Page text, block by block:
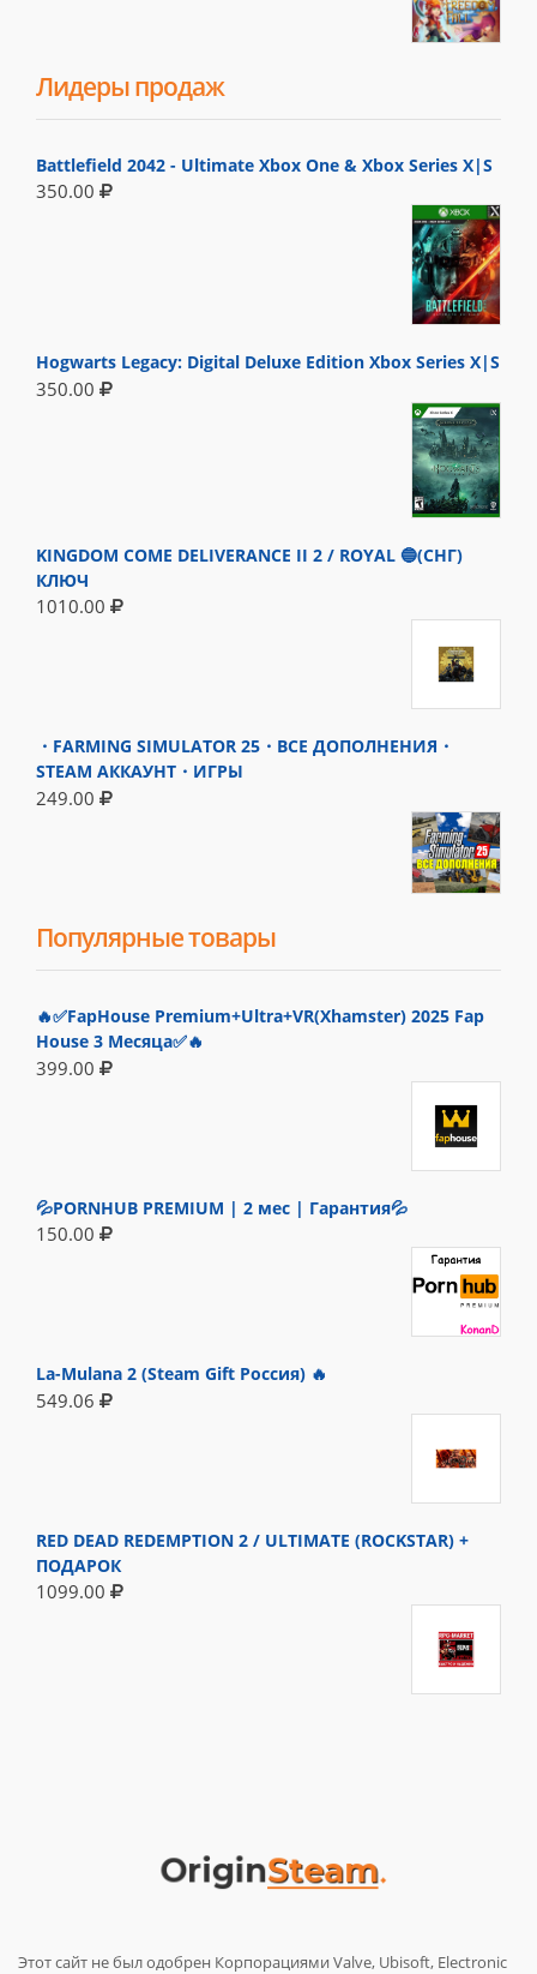
Лидеры продаж
Battlefield 2042 - Ultimate Xbox One & Xbox Series X|S
350.00
Hogwarts Legacy: Digital Deluxe Edition Xbox Series X|S
350.00
KINGDOM COME DELIVERANCE II 2 / ROYAL 🔵(СНГ)
КЛЮЧ
1010.00
・FARMING SIMULATOR 25・ВСЕ ДОПОЛНЕНИЯ・
STEAM АККАУНТ・ИГРЫ
249.00
Популярные товары
🔥✅FapHouse Premium+Ultra+VR(Xhamster) 2025 Fap
House 3 Месяца✅🔥
399.00
💦PORNHUB PREMIUM | 2 мес | Гарантия💦
150.00
La-Mulana 2 (Steam Gift Россия) 🔥
549.06
RED DEAD REDEMPTION 2 / ULTIMATE (ROCKSTAR) +
ПОДАРОК
1099.00
Этот сайт не был одобрен Корпорациями Valve, Ubisoft, Electronic